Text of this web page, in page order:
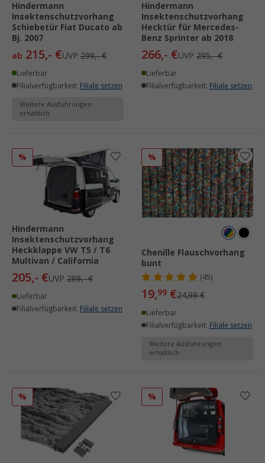
Hindermann
Insektenschutzvorhang
Schiebetür Fiat Ducato ab
Bj. 2007
ab 215,- €UVP 299,- €
Lieferbar
Filialverfügbarkeit: Filiale setzen
Weitere Ausführungen
erhältlich
Hindermann
Insektenschutzvorhang
Hecktür für Mercedes-
Benz Sprinter ab 2018
266,- €UVP 295,- €
Lieferbar
Filialverfügbarkeit: Filiale setzen
%
Hindermann
Insektenschutzvorhang
Heckklappe VW T5 / T6
Multivan / California
205,- €UVP 289,- €
Lieferbar
Filialverfügbarkeit: Filiale setzen
%
Chenille Flauschvorhang
bunt
(45)
19,99 €24,99 €
Lieferbar
Filialverfügbarkeit: Filiale setzen
Weitere Ausführungen
erhältlich
% %